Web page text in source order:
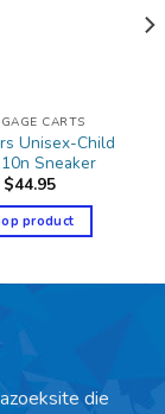
CARTS
Unisex-Child
Sneaker
$44.95
product
die